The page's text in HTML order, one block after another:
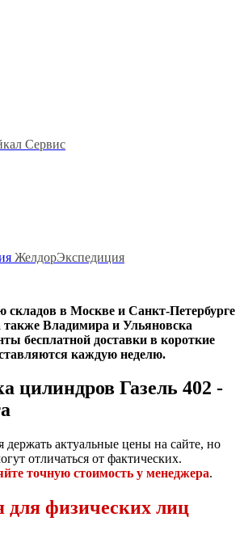
Сервис
ЖелдорЭкспедиция
складов в Москве и Санкт-Петербурге
также Владимира и Ульяновска
бесплатной доставки в короткие
каждую неделю.
цилиндров Газель 402 -
держать актуальные цены на сайте, но
отличаться от фактических.
точную стоимость у менеджера.
физических лиц